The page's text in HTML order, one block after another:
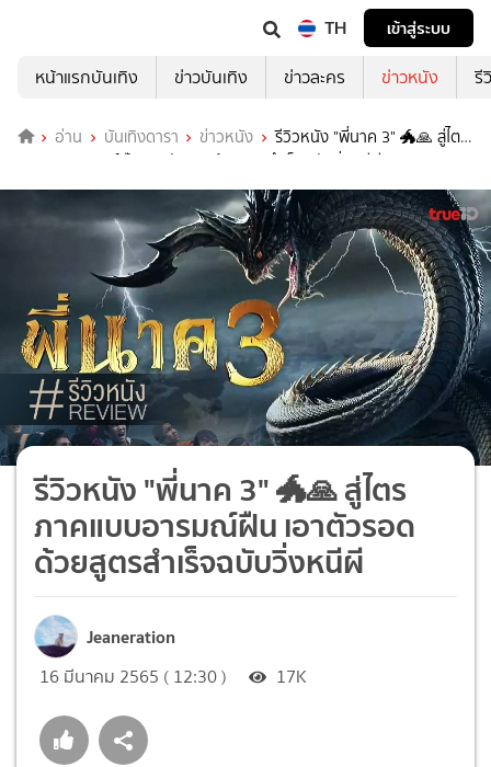
TH
เข้าสู่ระบบ
หน้าแรกบันเทิง
ข่าวบันเทิง ข่าวละคร ข่าวหนัง รี
อ่าน บันเทิงดารา ข่าวหนัง
รีวิวหนัง "พี่นาค 3" 🐲🙏 สู่ไตร
ภาคแบบอารมณ์ฝืน เอาตัวรอดด้วยสูตรสำเร็จฉบับวิ่งหนีผี
รีวิวหนัง "พี่นาค 3" 🐲🙏 สู่ไตร
ภาคแบบอารมณ์ฝืน เอาตัวรอด
ด้วยสูตรสำเร็จฉบับวิ่งหนีผี
Jeaneration
16 มีนาคม 2565 ( 12:30 ) 17K